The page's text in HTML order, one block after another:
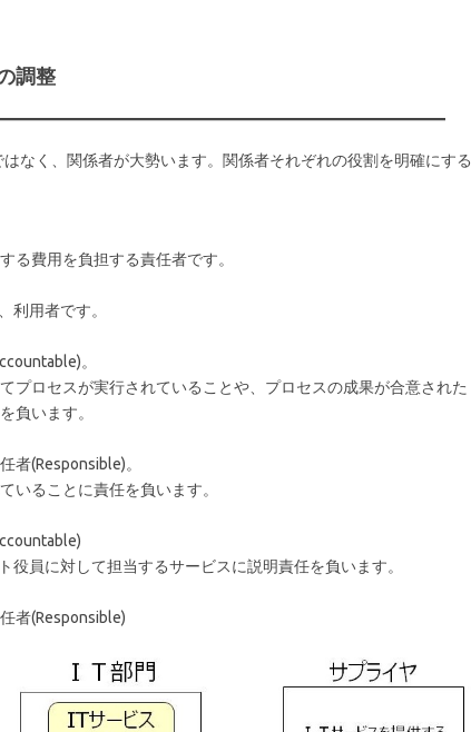
調整
なく、関係者が大勢います。関係者それぞれの役割を明確にする
る費用を負担する責任者です。
利用者です。
。
プロセスが実行されていることや、プロセスの成果が合意された
負います。
者(Responsible)。
いることに責任を負います。
役員に対して担当するサービスに説明責任を負います。
者(Responsible)